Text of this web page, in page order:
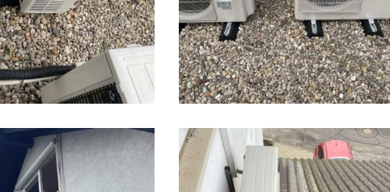
viber_kép_2023-
06-
05_09-